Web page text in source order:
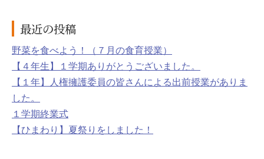
最近の投稿
野菜を食べよう！（７月の食育授業）
【４年生】１学期ありがとうございました。
【１年】人権擁護委員の皆さんによる出前授業がありま
した。
１学期終業式
【ひまわり】夏祭りをしました！